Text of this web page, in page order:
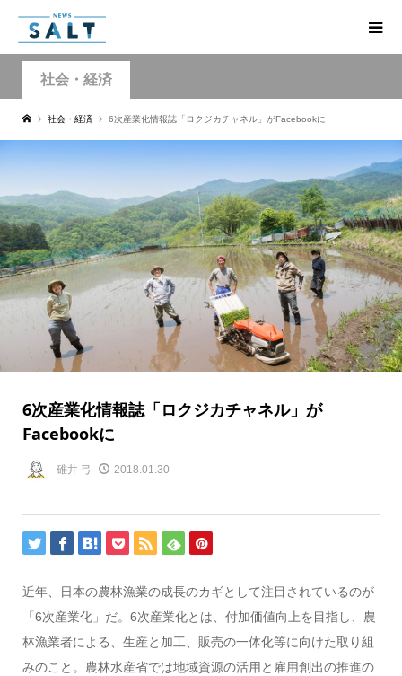
社会・経済
社会・経済 6次産業化情報誌「ロクジカチャネル」がFacebookに
6次産業化情報誌「ロクジカチャネル」が
Facebookに
碓井 弓 2018.01.30
近年、日本の農林漁業の成長のカギとして注目されているのが
「6次産業化」だ。6次産業化とは、付加価値向上を目指し、農
林漁業者による、生産と加工、販売の一体化等に向けた取り組
みのこと。農林水産省では地域資源の活用と雇用創出の推進の